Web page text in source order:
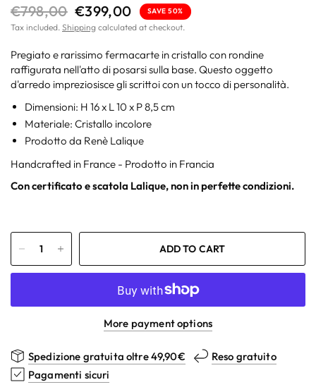
€798,00 €399,00 SAVE 50%
Tax included. Shipping calculated at checkout.
Pregiato e rarissimo fermacarte in cristallo con rondine
raffigurata nell'atto di posarsi sulla base. Questo oggetto
d'arredo impreziosisce gli scrittoi con un tocco di personalità.
Dimensioni: H 16 x L 10 x P 8,5 cm
Materiale: Cristallo incolore
Prodotto da Renè Lalique
Handcrafted in France - Prodotto in Francia
Con certificato e scatola Lalique, non in perfette condizioni.
ADD TO CART
More payment options
Spedizione gratuita oltre 49,90€
Reso gratuito
Pagamenti sicuri